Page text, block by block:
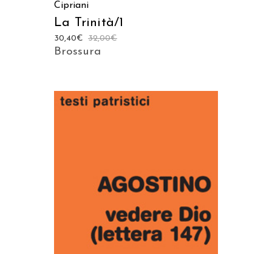
Cipriani
La Trinità/1
32,00€
30,40€
Brossura
AGGIUNGI AL CARRELLO